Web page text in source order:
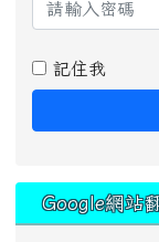
記住我
Google網站